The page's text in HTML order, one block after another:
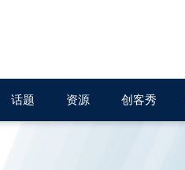
话题 资源 创客秀